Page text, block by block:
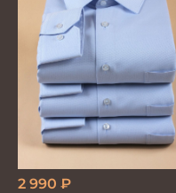
2 990 ₽